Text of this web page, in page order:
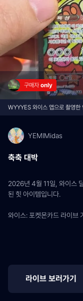
구매자 only
WYYYES 와이스 앱으로 촬영한
YEMIMidas
축축 대박
2026년 4월 11일, 와이스
된 힛 아이템입니다.
와이스: 포켓몬카드 라이브
라이브 보러가기